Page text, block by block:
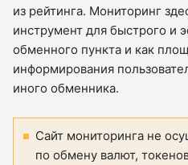
из рейтинга. Мониторинг
инструмент для быстрого и
обменного пункта и как
информирования
иного обменника.
Сайт мониторинга не
по обмену валют,